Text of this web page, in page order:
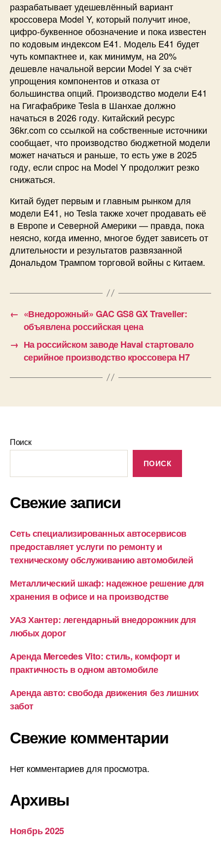
разрабатывает удешевлённый вариант
кроссовера Model Y, который получит иное,
цифро-буквенное обозначение и пока известен
по кодовым индексом E41. Модель E41 будет
чуть компактнее и, как минимум, на 20%
дешевле начальной версии Model Y за счёт
упрощения компонентов и отказа от
большинства опций. Производство модели E41
на Гигафабрике Tesla в Шанхае должно
начаться в 2026 году. Китайский ресурс
36kr.com со ссылкой на собственные источники
сообщает, что производство бюджетной модели
может начаться и раньше, то есть уже в 2025
году, если спрос на Model Y продолжит резко
снижаться.
Китай будет первым и главным рынком для
модели E41, но Tesla также хочет продавать её
в Европе и Северной Америки — правда, пока
неясно, когда именно, многое будет зависеть от
длительности и результатов развязанной
Дональдом Трампом торговой войны с Китаем.
← «Внедорожный» GAC GS8 GX Traveller:
объявлена российская цена
→ На российском заводе Haval стартовало
серийное производство кроссовера H7
Поиск
ПОИСК
Свежие записи
Сеть специализированных автосервисов
предоставляет услуги по ремонту и
техническому обслуживанию автомобилей
Металлический шкаф: надежное решение для
хранения в офисе и на производстве
УАЗ Хантер: легендарный внедорожник для
любых дорог
Аренда Mercedes Vito: стиль, комфорт и
практичность в одном автомобиле
Аренда авто: свобода движения без лишних
забот
Свежие комментарии
Нет комментариев для просмотра.
Архивы
Ноябрь 2025